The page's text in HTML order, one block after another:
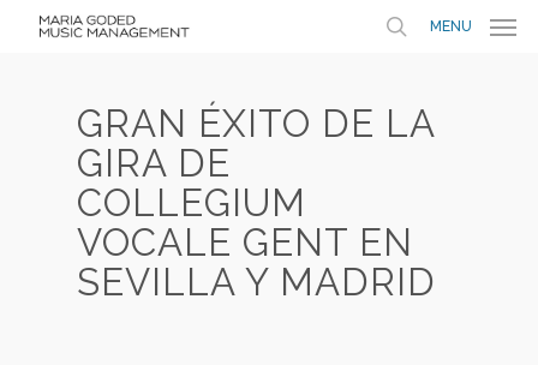
MENU
GRAN ÉXITO DE LA
GIRA DE
COLLEGIUM
VOCALE GENT EN
SEVILLA Y MADRID